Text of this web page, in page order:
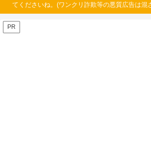
てくださいね。(ワンクリ詐欺等の悪質広告は混
PR